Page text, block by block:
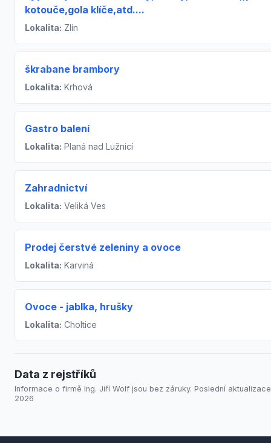
kotouče,gola klíče,atd....
Lokalita: Zlín
škrabane brambory
Lokalita: Krhová
Gastro balení
Lokalita: Planá nad Lužnicí
Zahradnictví
Lokalita: Veliká Ves
Prodej čerstvé zeleniny a ovoce
Lokalita: Karviná
Ovoce - jablka, hrušky
Lokalita: Choltice
Data z rejstříků
Informace o firmě Ing. Jiří Wolf jsou bez záruky. Poslední
2026